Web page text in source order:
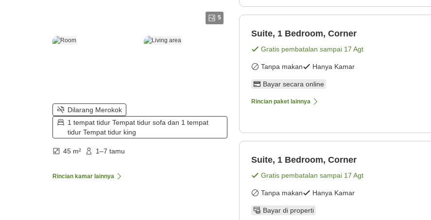
5
Dilarang Merokok
1 tempat tidur Tempat tidur sofa dan 1 tempat
tidur Tempat tidur king
45 m² 1–7 tamu
Rincian kamar lainnya
Suite, 1 Bedroom, Corner
Gratis pembatalan sampai 17 Agt
Tanpa makan Hanya Kamar
Bayar secara online
Rincian paket lainnya
Suite, 1 Bedroom, Corner
Gratis pembatalan sampai 17 Agt
Tanpa makan Hanya Kamar
Bayar di properti